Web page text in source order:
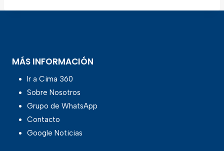
MÁS INFORMACIÓN
Ir a Cima 360
Sobre Nosotros
Grupo de WhatsApp
Contacto
Google Noticias